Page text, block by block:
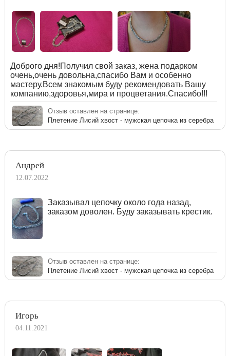
Доброго дня!Получил свой заказ, жена подарком
очень,очень довольна,спасибо Вам и особенно
мастеру.Всем знакомым буду рекомендовать Вашу
компанию,здоровья,мира и процветания.Спасибо!!!
Отзыв оставлен на странице:
Плетение Лисий хвост - мужская цепочка из серебра
Андрей
12.07.2022
Заказывал цепочку около года назад,
заказом доволен. Буду заказывать крестик.
Отзыв оставлен на странице:
Плетение Лисий хвост - мужская цепочка из серебра
Игорь
04.11.2021